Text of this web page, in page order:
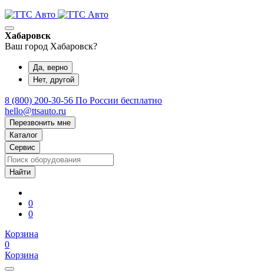
Хабаровск
Ваш город Хабаровск?
Да, верно
Нет, другой
8 (800) 200-30-56 По России бесплатно
hello@ttsauto.ru
Перезвонить мне
Каталог
Сервис
0
0
Корзина
0
Корзина